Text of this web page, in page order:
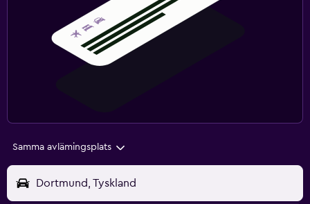
Samma avlämingsplats
Dortmund, Tyskland